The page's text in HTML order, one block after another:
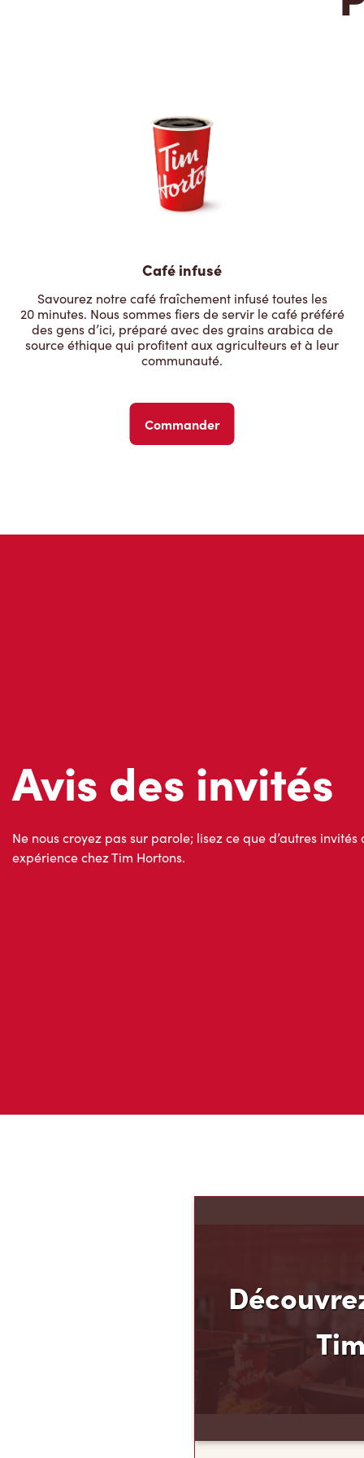
Café infusé
Savourez notre café fraîchement infusé toutes les
20 minutes. Nous sommes fiers de servir le café préféré
des gens d’ici, préparé avec des grains arabica de
source éthique qui profitent aux agriculteurs et à leur
communauté.
Commander
Avis des invités
Ne nous croyez pas sur parole; lisez ce que d’autres
expérience chez Tim Hortons.